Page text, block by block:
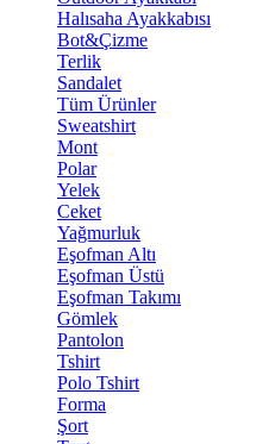
Halısaha Ayakkabısı
Bot&Çizme
Terlik
Sandalet
Tüm Ürünler
Sweatshirt
Mont
Polar
Yelek
Ceket
Yağmurluk
Eşofman Altı
Eşofman Üstü
Eşofman Takımı
Gömlek
Pantolon
Tshirt
Polo Tshirt
Forma
Şort